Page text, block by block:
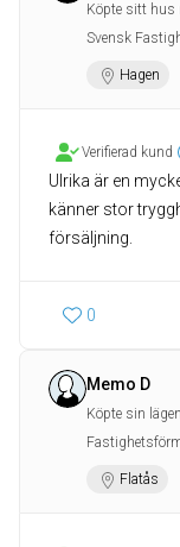
Köpte sitt hus
Svensk
Hagen
Verifierad kund
Ulrika är en
känner stor
försäljning.
0
Memo D
Köpte sin
Flatås